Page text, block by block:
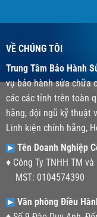
VỀ CHÚNG TÔI
Trung Tâm Bảo Hành
vụ bảo hành sửa chữa
các các tỉnh trên toàn
hãng, đội ngũ kỹ thuật
Linh kiện chính hãng,
Tên Doanh Nghiệp
♦ Công Ty TNHH TM
MST: 0104574390
Văn phòng Điều